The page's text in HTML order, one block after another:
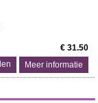
€ 31.50
Meer informatie